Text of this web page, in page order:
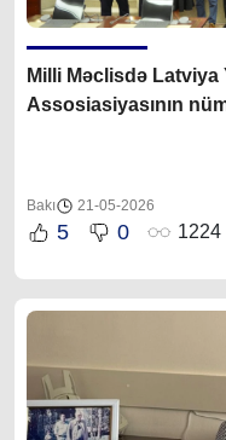
Milli Məclisdə
Assosiasiyasının
Bakı 21-05-2026
5 0 1224